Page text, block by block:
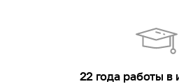
22 года работы в